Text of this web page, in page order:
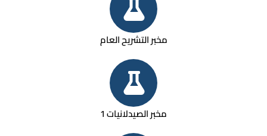
مخبر التشريح العام
مخبر الصيدلانيات 1